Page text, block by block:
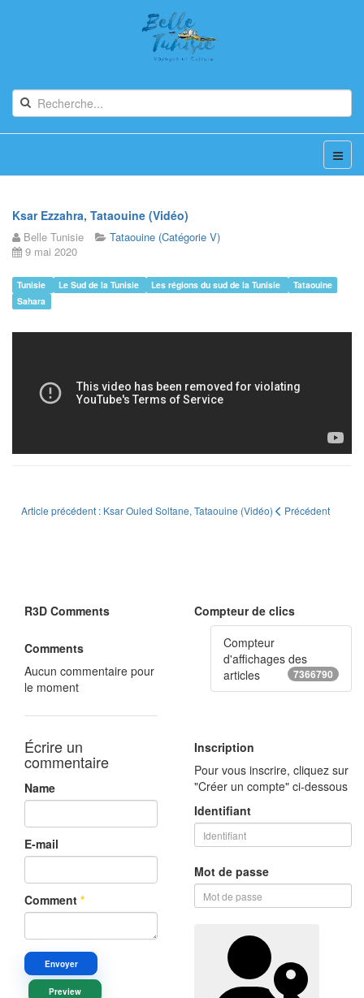
Ksar Ezzahra, Tataouine (Vidéo)
Belle Tunisie
Tataouine (Catégorie V)
9 mai 2020
Tunisie Le Sud de la Tunisie Les régions du sud de la Tunisie
Tataouine
Sahara
Article précédent : Ksar Ouled Soltane, Tataouine (Vidéo) Précédent
R3D Comments
Comments
Aucun commentaire pour
le moment
Écrire un
commentaire
Name
E-mail
Comment *
Envoyer
Preview
Compteur de clics
Compteur
d'affichages des
articles
7366790
Inscription
Pour vous inscrire, cliquez sur
"Créer un compte" ci-dessous
Identifiant
Mot de passe